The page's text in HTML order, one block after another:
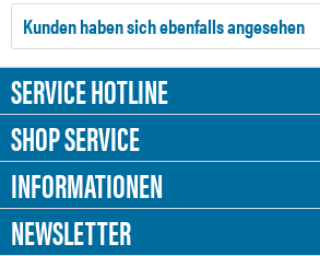
Kunden haben sich ebenfalls angesehen
SERVICE HOTLINE
SHOP SERVICE
INFORMATIONEN
NEWSLETTER